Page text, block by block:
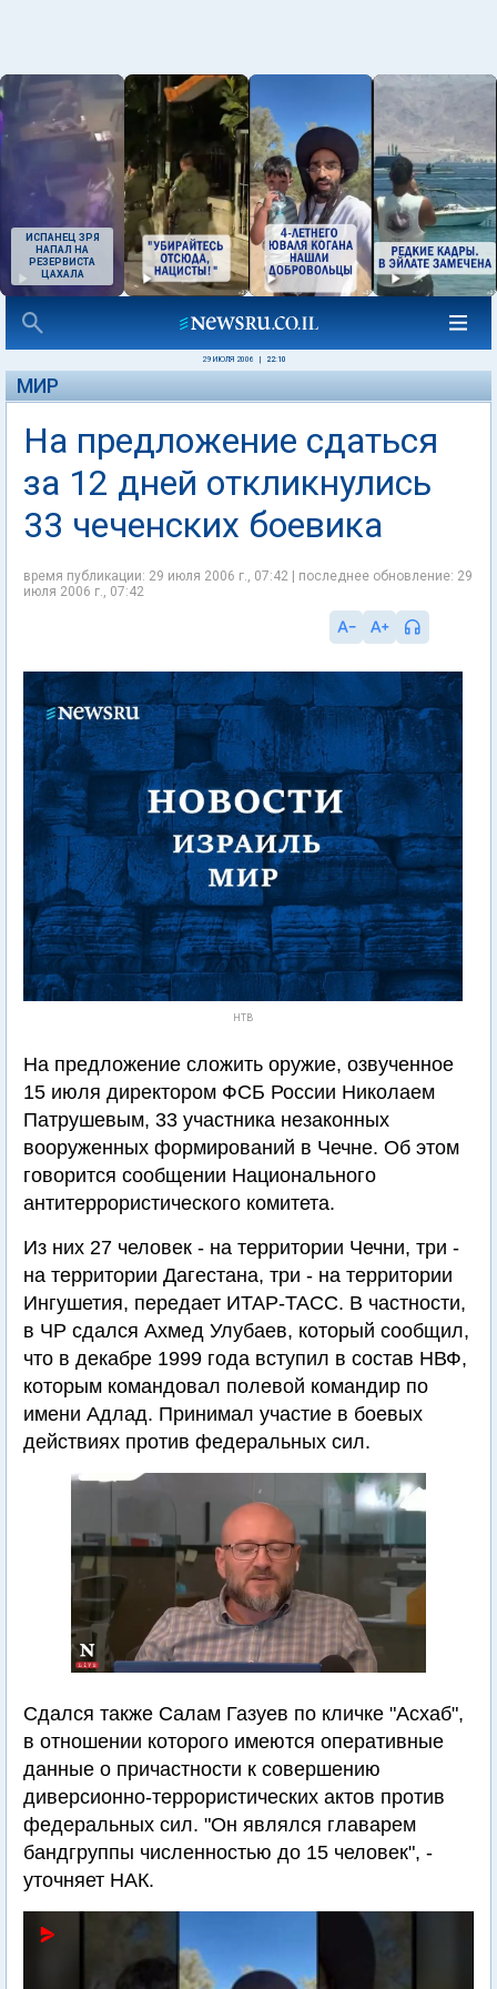
ИСПАНЕЦ ЗРЯ
НАПАЛ НА
РЕЗЕРВИСТА
ЦАХАЛА
29 ИЮЛЯ 2006 22:10
МИР
На предложение сдаться
за 12 дней откликнулись
33 чеченских боевика
время публикации: 29 июля 2006 г., 07:42 | последнее обновление: 29
июля 2006 г., 07:42
НТВ
На предложение сложить оружие, озвученное
15 июля директором ФСБ России Николаем
Патрушевым, 33 участника незаконных
вооруженных формирований в Чечне. Об этом
говорится сообщении Национального
антитеррористического комитета.
Из них 27 человек - на территории Чечни, три -
на территории Дагестана, три - на территории
Ингушетия, передает ИТАР-ТАСС. В частности,
в ЧР сдался Ахмед Улубаев, который сообщил,
что в декабре 1999 года вступил в состав НВФ,
которым командовал полевой командир по
имени Адлад. Принимал участие в боевых
действиях против федеральных сил.
Сдался также Салам Газуев по кличке "Асхаб",
в отношении которого имеются оперативные
данные о причастности к совершению
диверсионно-террористических актов против
федеральных сил. "Он являлся главарем
бандгруппы численностью до 15 человек", -
уточняет НАК.